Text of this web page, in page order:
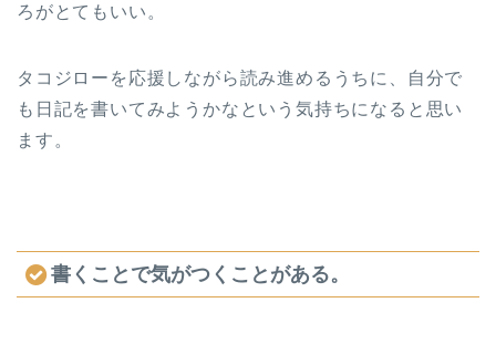
ろがとてもいい。
タコジローを応援しながら読み進めるうちに、自分で
も日記を書いてみようかなという気持ちになると思い
ます。
書くことで気がつくことがある。